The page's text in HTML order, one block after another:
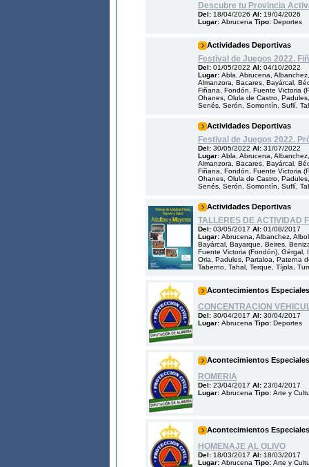
Descubre tu Provincia
Del: 18/04/2026 Al: 19/04/2026
Lugar: Abrucena Tipo: Deportes
Actividades Deportivas
Festival de Juegos 2022.
Del: 01/05/2022 Al: 04/10/2022
Lugar: Abla, Abrucena,
Almanzora, Bacares, Bayárcal,
Fiñana, Fondón, Fuente Victoria
Ohanes, Olula de Castro,
Senés, Serón, Somontín, Suflí,
Actividades Deportivas
Festival de Juegos 2022.
Del: 30/05/2022 Al: 31/07/2022
Lugar: Abla, Abrucena,
Almanzora, Bacares, Bayárcal,
Fiñana, Fondón, Fuente Victoria
Ohanes, Olula de Castro,
Senés, Serón, Somontín, Suflí,
Actividades Deportivas
TALLERES DE ACTIVIDAD
Del: 03/05/2017 Al: 01/08/2017
Lugar: Abrucena, Albanchez,
Bayárcal, Bayarque, Beires,
Fuente Victoria (Fondón), Gérgal,
Oria, Padules, Partaloa, Paterna
Taberno, Tahal, Terque, Tíjola,
Acontecimientos Especiales
CONCENTRACION
Del: 30/04/2017 Al: 30/04/2017
Lugar: Abrucena Tipo: Deportes
Acontecimientos Especiales
ROMERIA
Del: 23/04/2017 Al: 23/04/2017
Lugar: Abrucena Tipo: Arte y
Acontecimientos Especiales
HOMENAJE AL OLIVO
Del: 18/03/2017 Al: 18/03/2017
Lugar: Abrucena Tipo: Arte y